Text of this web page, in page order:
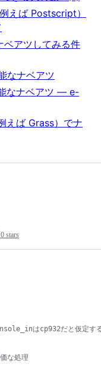
えば Postscript）
ベアツしてみる件
なナベアツ
なナベアツ ― e-
えば Grass）でナ
0 stars
はcp932だと仮定す
な処理